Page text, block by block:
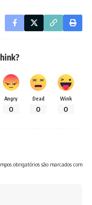
Angry
0
Dead
0
Wink
0
obrigatórios são marcados com